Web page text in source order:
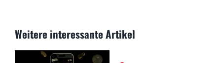
Weitere interessante Artikel